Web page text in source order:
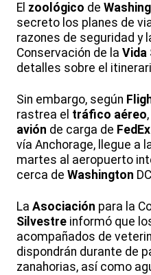
El zoológico de
secreto los planes de
razones de seguridad y
Conservación de la Vida
detalles sobre el
Sin embargo, según
rastrea el tráfico aéreo
avión de carga de FedEx
vía Anchorage, llegue a
martes al aeropuerto
cerca de Washington
La Asociación para la
Silvestre informó que
acompañados de
dispondrán durante de
zanahorias, así como